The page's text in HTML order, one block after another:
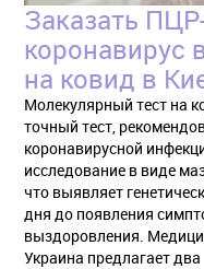
Заказать
коронавирус
на ковид в
Молекулярный тест на
точный тест,
коронавирусной
исследование в виде
что выявляет
дня до появления
выздоровления.
Украина предлагает два